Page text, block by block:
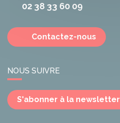
02 38 33 60 09
Contactez-nous
NOUS SUIVRE
S'abonner à la newsletter